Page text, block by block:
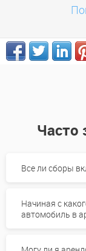
Часто
Все ли сборы
Начиная с
автомобиль в